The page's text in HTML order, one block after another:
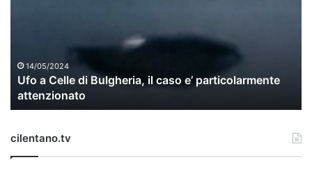
i
u
l
14/05/2024
Ufo a Celle di Bulgheria, il caso e’ particolarmente
attenzionato
cilentano.tv